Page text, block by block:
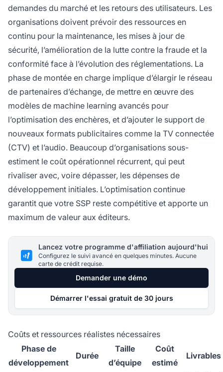
demandes du marché et les retours des utilisateurs. Les
organisations doivent prévoir des ressources en
continu pour la maintenance, les mises à jour de
sécurité, l’amélioration de la lutte contre la fraude et la
conformité face à l’évolution des réglementations. La
phase de montée en charge implique d’élargir le réseau
de partenaires d’échange, de mettre en œuvre des
modèles de machine learning avancés pour
l’optimisation des enchères, et d’ajouter le support de
nouveaux formats publicitaires comme la TV connectée
(CTV) et l’audio. Beaucoup d’organisations sous-
estiment le coût opérationnel récurrent, qui peut
rivaliser avec, voire dépasser, les dépenses de
développement initiales. L’optimisation continue
garantit que votre SSP reste compétitive et apporte un
maximum de valeur aux éditeurs.
Lancez votre programme d'affiliation aujourd'hui
Configurez le suivi avancé en quelques minutes. Aucune
carte de crédit requise.
Demander une démo
Démarrer l'essai gratuit de 30 jours
Coûts et ressources réalistes nécessaires
Phase de
développement
Durée
Taille
d’équipe
Coût
estimé
Livrables